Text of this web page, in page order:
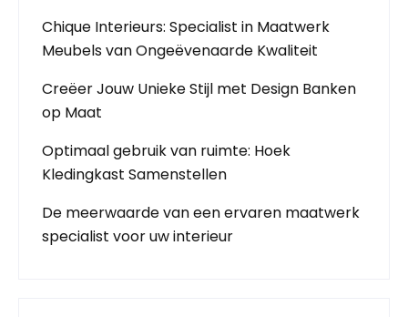
Chique Interieurs: Specialist in Maatwerk
Meubels van Ongeëvenaarde Kwaliteit
Creëer Jouw Unieke Stijl met Design Banken
op Maat
Optimaal gebruik van ruimte: Hoek
Kledingkast Samenstellen
De meerwaarde van een ervaren maatwerk
specialist voor uw interieur